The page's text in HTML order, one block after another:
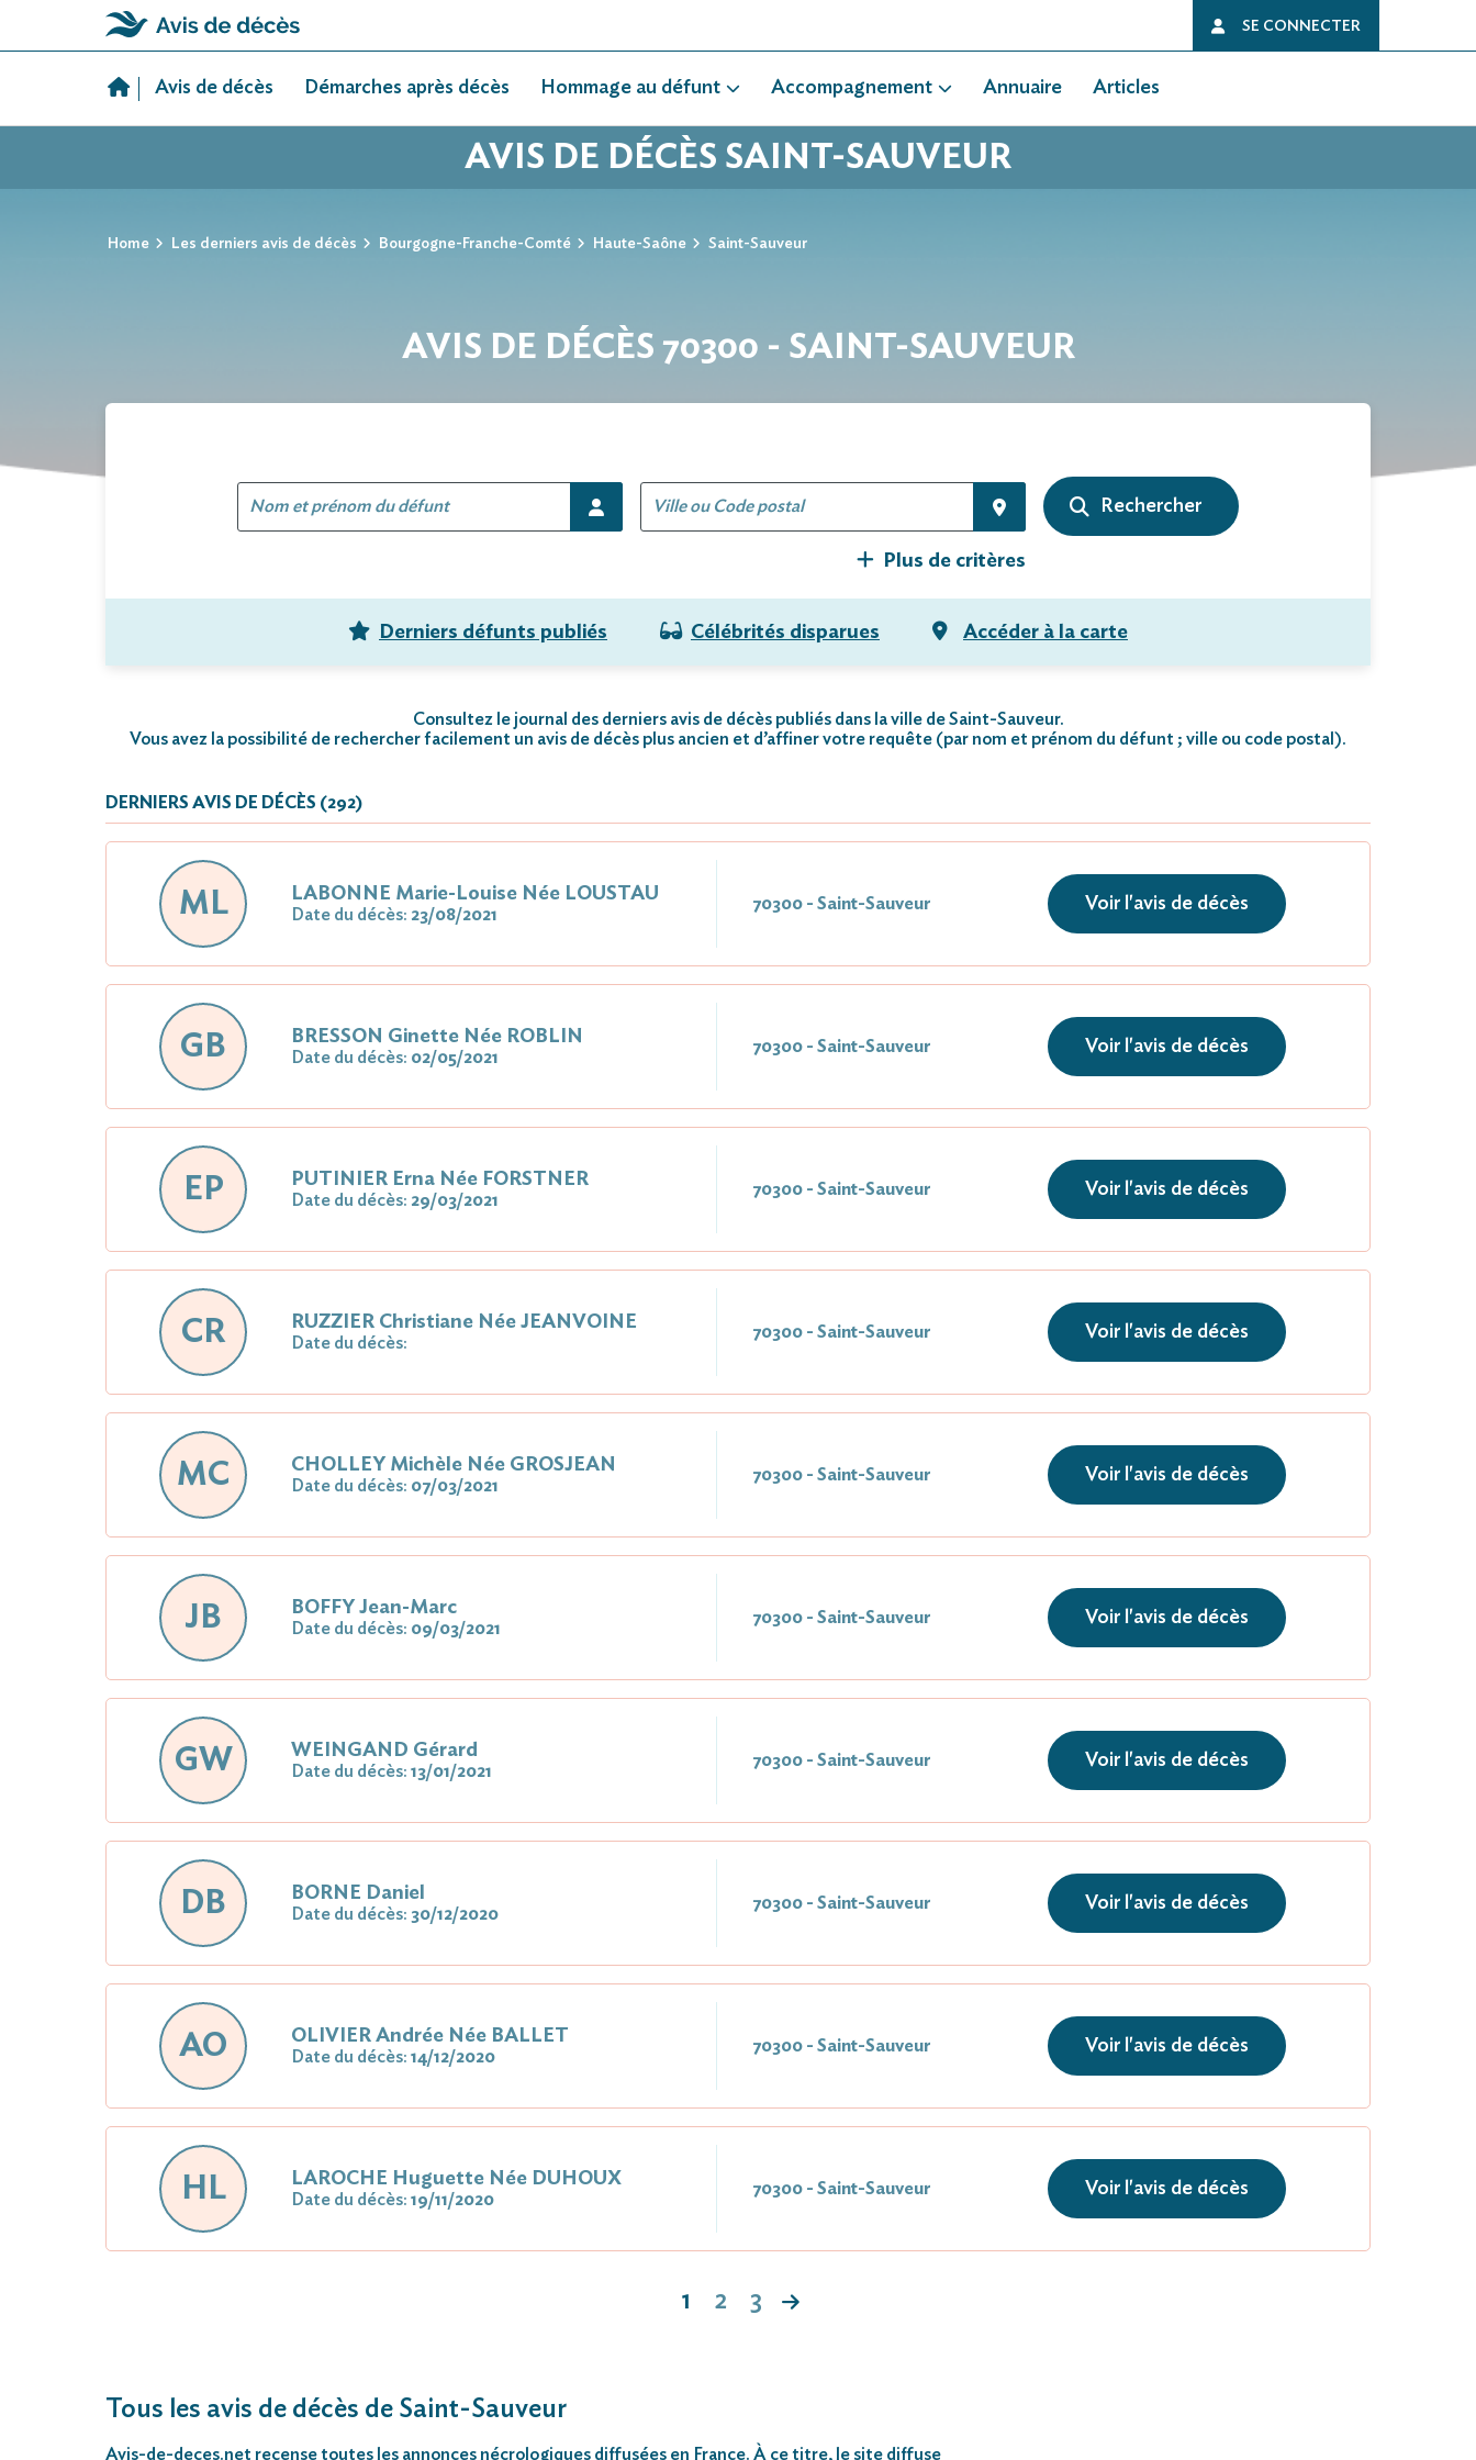
SE CONNECTER
Avis de décès Démarches après décès Hommage au défunt Accompagnement Annuaire Articles
AVIS DE DÉCÈS SAINT-SAUVEUR
Home Les derniers avis de décès Bourgogne-Franche-Comté Haute-Saône Saint-Sauveur
AVIS DE DÉCÈS 70300 - SAINT-SAUVEUR
Plus de critères
Derniers défunts publiés Célébrités disparues Accéder à la carte
Consultez le journal des derniers avis de décès publiés dans la ville de Saint-Sauveur.
Vous avez la possibilité de rechercher facilement un avis de décès plus ancien et d’affiner votre requête (par nom et prénom du défunt ; ville ou code postal).
DERNIERS AVIS DE DÉCÈS (292)
ML LABONNE Marie-Louise Née LOUSTAU
Date du décès: 23/08/2021
70300 - Saint-Sauveur Voir l'avis de décès
GB BRESSON Ginette Née ROBLIN
Date du décès: 02/05/2021
70300 - Saint-Sauveur Voir l'avis de décès
EP PUTINIER Erna Née FORSTNER
Date du décès: 29/03/2021
70300 - Saint-Sauveur Voir l'avis de décès
CR RUZZIER Christiane Née JEANVOINE
Date du décès:
70300 - Saint-Sauveur Voir l'avis de décès
MC CHOLLEY Michèle Née GROSJEAN
Date du décès: 07/03/2021
70300 - Saint-Sauveur Voir l'avis de décès
JB BOFFY Jean-Marc
Date du décès: 09/03/2021
70300 - Saint-Sauveur Voir l'avis de décès
GW WEINGAND Gérard
Date du décès: 13/01/2021
70300 - Saint-Sauveur Voir l'avis de décès
DB BORNE Daniel
Date du décès: 30/12/2020
70300 - Saint-Sauveur Voir l'avis de décès
AO OLIVIER Andrée Née BALLET
Date du décès: 14/12/2020
70300 - Saint-Sauveur Voir l'avis de décès
HL LAROCHE Huguette Née DUHOUX
Date du décès: 19/11/2020
70300 - Saint-Sauveur Voir l'avis de décès
1 2 3
Tous les avis de décès de Saint-Sauveur
Avis-de-deces.net recense toutes les annonces nécrologiques diffusées en France. À ce titre, le site diffuse